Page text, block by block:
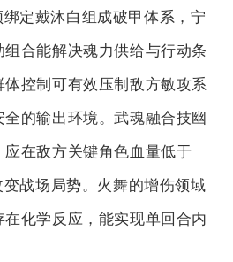
定戴沐白组成破甲体系，宁
合能解决魂力供给与行动条
控制可有效压制敌方敏攻系
的输出环境。武魂融合技幽
在敌方关键角色血量低于
战场局势。火舞的增伤领域
化学反应，能实现单回合内